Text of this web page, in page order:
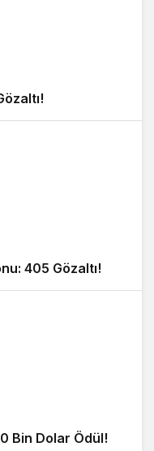
405 Gözaltı!
Bin Dolar Ödül!